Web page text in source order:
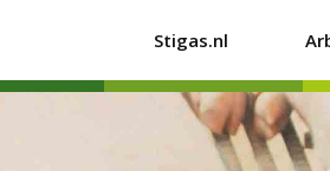
Stigas.nl